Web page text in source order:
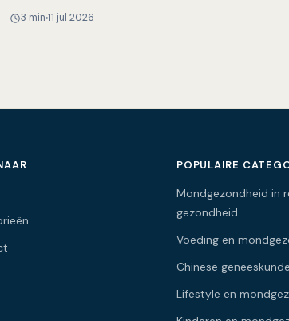
deadline, en…
3 min 11 jul 2026
POPULAIRE
Mondgezondheid in
gezondheid
Voeding en
Chinese
Lifestyle en